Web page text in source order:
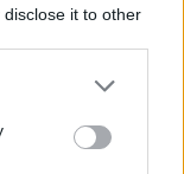
it to other
or more Google
You may click to
party tags to
hogy a
Azt
helyette,